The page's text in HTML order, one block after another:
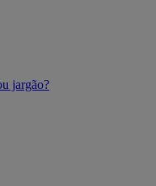
jargão?